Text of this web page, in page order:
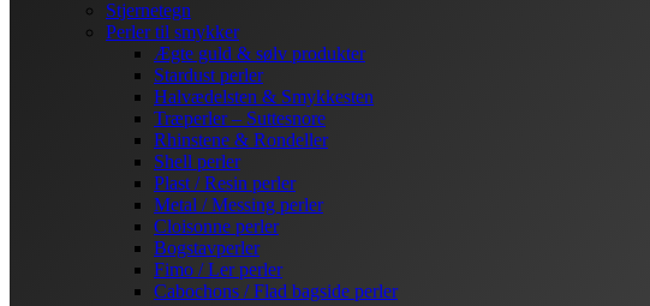
Stjernetegn
Perler til smykker
Ægte guld & sølv produkter
Stardust perler
Halvædelsten & Smykkesten
Træperler – Suttesnore
Rhinstene & Rondeller
Shell perler
Plast / Resin perler
Metal / Messing perler
Cloisonne perler
Bogstavperler
Fimo / Ler perler
Cabochons / Flad bagside perler